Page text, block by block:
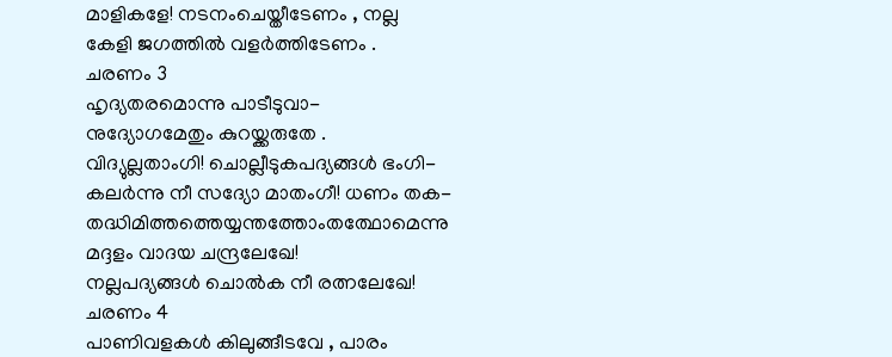
മാളികളേ! നടനംചെയ്തീടേണം , നല്ല
കേളി ജഗത്തിൽ വളർത്തിടേണം .
ചരണം 3
ഹൃദ്യതരമൊന്നു പാടീടുവാ-
നുദ്യോഗമേതും കുറയ്ക്കരുതേ .
വിദ്യുല്ലതാംഗി! ചൊല്ലീടുകപദ്യങ്ങൾ ഭംഗി-
കലർന്നു നീ സദ്യോ മാതംഗീ! ധണം തക-
തദ്ധിമിത്തത്തെയ്യന്തത്തോംതത്ഥോമെന്നു
മദ്ദളം വാദയ ചന്ദ്രലേഖേ!
നല്ലപദ്യങ്ങൾ ചൊൽക നീ രത്നലേഖേ!
ചരണം 4
പാണിവളകൾ കിലുങ്ങീടവേ , പാരം